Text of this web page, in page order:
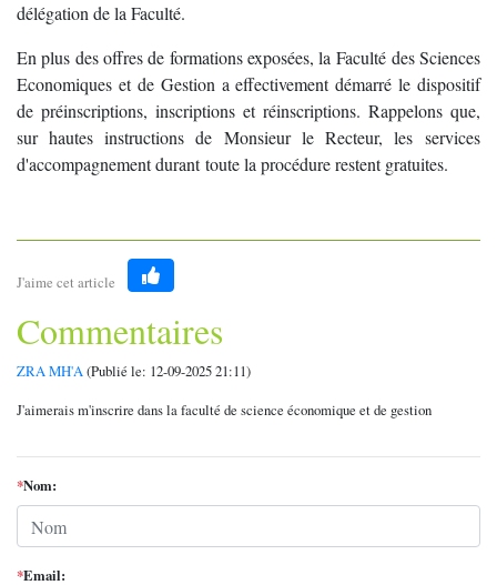
délégation de la Faculté.
En plus des offres de formations exposées, la Faculté des Sciences
Economiques et de Gestion a effectivement démarré le dispositif
de préinscriptions, inscriptions et réinscriptions. Rappelons que,
sur hautes instructions de Monsieur le Recteur, les services
d'accompagnement durant toute la procédure restent gratuites.
J'aime cet article
Like
Commentaires
ZRA MH'A(Publié le: 12-09-2025 21:11)
J'aimerais m'inscrire dans la faculté de science économique et de gestion
*Nom:
*Email: